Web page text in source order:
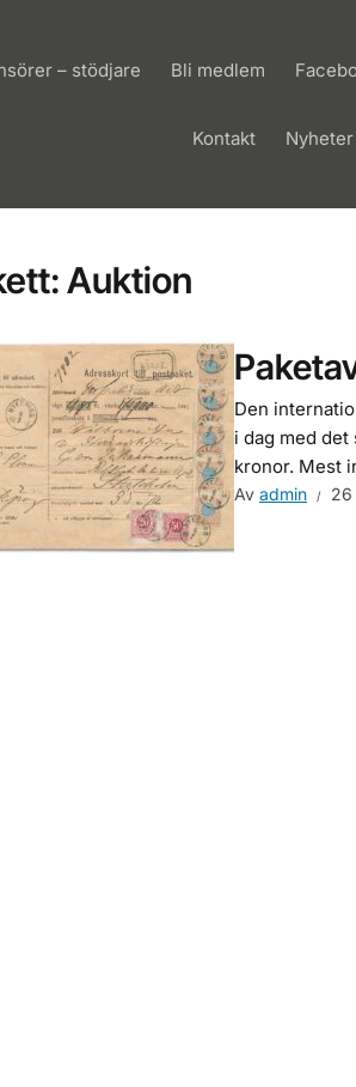
– stödjare Bli medlem
Kontakt Nyheter
Auktion
Den
i dag med
kronor. Mest
Av admin 26